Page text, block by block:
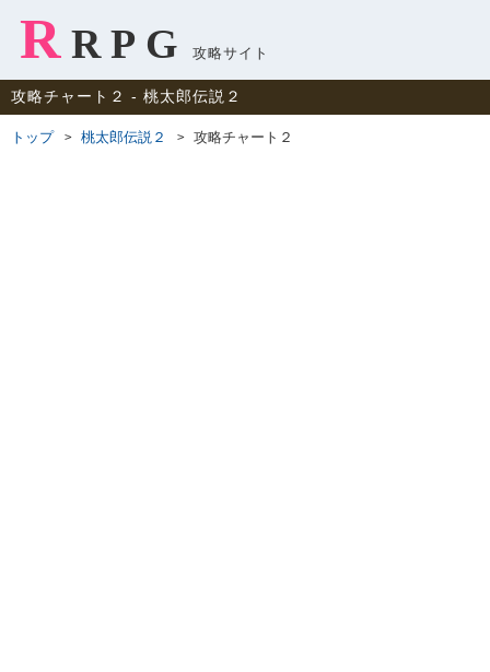
R RPG 攻略サイト
攻略チャート２ ‐ 桃太郎伝説２
トップ 桃太郎伝説２ 攻略チャート２